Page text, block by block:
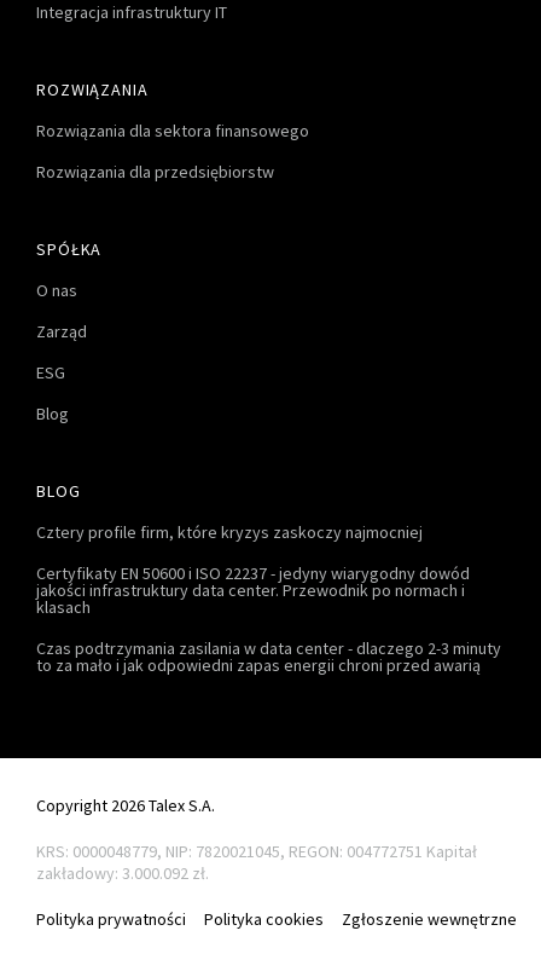
Integracja infrastruktury IT
ROZWIĄZANIA
Rozwiązania dla sektora finansowego
Rozwiązania dla przedsiębiorstw
SPÓŁKA
O nas
Zarząd
ESG
Blog
BLOG
Cztery profile firm, które kryzys zaskoczy najmocniej
Certyfikaty EN 50600 i ISO 22237 - jedyny wiarygodny dowód
jakości infrastruktury data center. Przewodnik po normach i
klasach
Czas podtrzymania zasilania w data center - dlaczego 2-3 minuty
to za mało i jak odpowiedni zapas energii chroni przed awarią
Copyright 2026 Talex S.A.
KRS: 0000048779, NIP: 7820021045, REGON: 004772751 Kapitał
zakładowy: 3.000.092 zł.
Polityka prywatności Polityka cookies Zgłoszenie wewnętrzne